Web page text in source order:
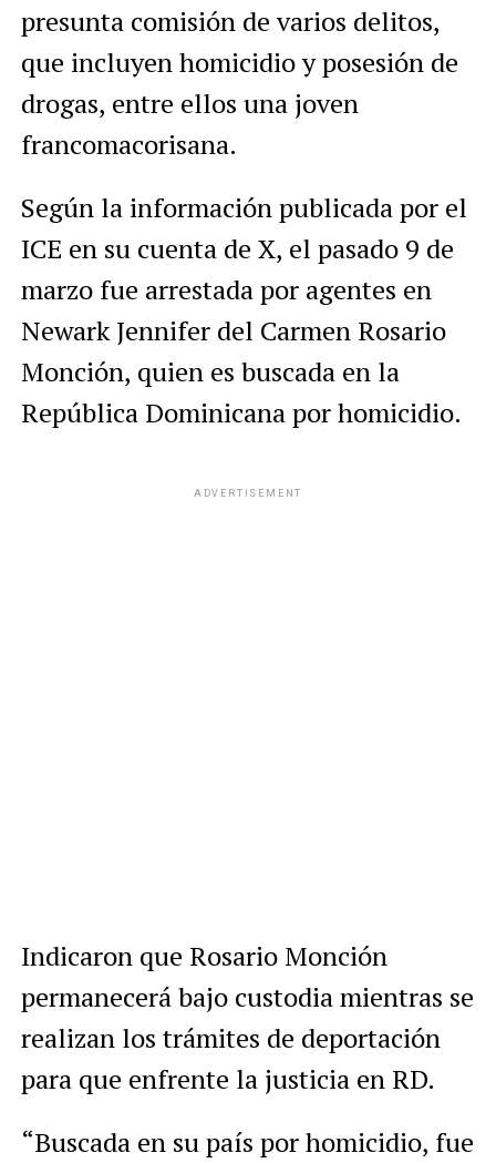
presunta comisión de varios delitos,
que incluyen homicidio y posesión de
drogas, entre ellos una joven
francomacorisana.
Según la información publicada por el
ICE en su cuenta de X, el pasado 9 de
marzo fue arrestada por agentes en
Newark Jennifer del Carmen Rosario
Monción, quien es buscada en la
República Dominicana por homicidio.
ADVERTISEMENT
Indicaron que Rosario Monción
permanecerá bajo custodia mientras se
realizan los trámites de deportación
para que enfrente la justicia en RD.
“Buscada en su país por homicidio, fue